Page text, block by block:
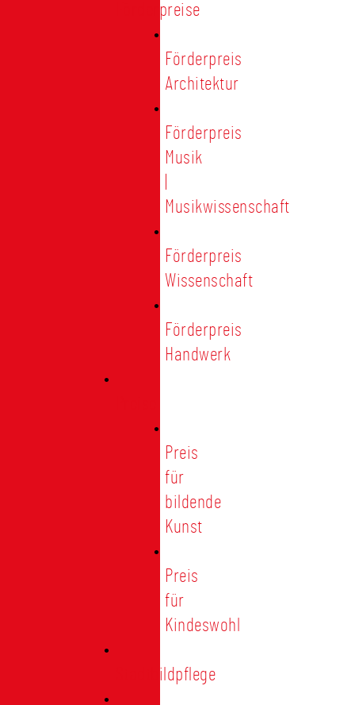
Förderpreise
Förderpreis
Architektur
Förderpreis
Musik
Musikwissenschaft
Förderpreis
Wissenschaft
Förderpreis
Handwerk
Preis
für
bildende
Kunst
Preis
für
Kindeswohl
Stadtbildpflege